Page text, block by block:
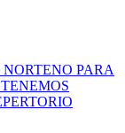
PARA